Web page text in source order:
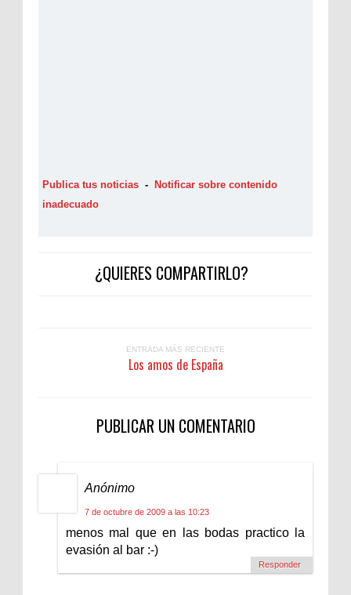
Publica tus noticias - Notificar sobre contenido
inadecuado
¿QUIERES COMPARTIRLO?
ENTRADA MÁS RECIENTE
Los amos de España
PUBLICAR UN COMENTARIO
Anónimo
7 de octubre de 2009 a las 10:23
menos mal que en las bodas practico la
evasión al bar :-)
Responder